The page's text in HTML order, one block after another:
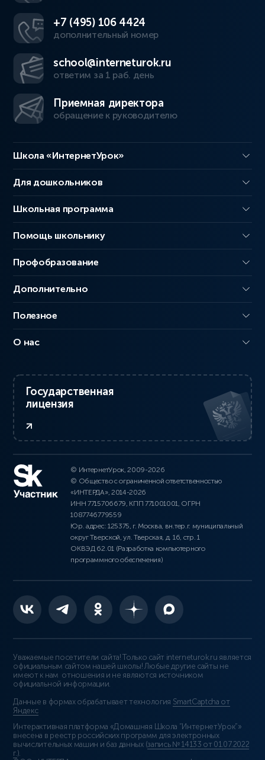
+7 (495) 106 4424
дополнительный номер
school@interneturok.ru
ответим за 1 раб. день
Приемная директора
обращение к руководителю
Школа «ИнтернетУрок»
Для дошкольников
Школьная программа
Помощь школьнику
Профобразование
Дополнительно
Полезное
О нас
Государственная
лицензия
© ИнтернетУрок, 2009-2026
© Общество с ограниченной ответственностью
«ИНТЕРДА», 2014-2026
ИНН 7715706679, КПП 771001001, ОГРН
1087746779559
Юр. адрес: 125375, г. Москва, вн.тер.г. муниципальный
округ Тверской, ул. Тверская, д. 16, стр. 1
ОКВЭД 62.01 (Разработка компьютерного
программного обеспечения)
Уважаемые посетители сайта! Только сайт interneturok.ru является
официальным сайтом нашей школы! Любые другие сайты не
имеют к нам отношения и не являются источником
официальной информации.
Данные в формах обрабатывает технология SmartCaptcha от
Яндекс
Интерактивная платформа «Домашняя Школа “ИнтернетУрок”»
внесена в реестр российских программ для электронных
вычислительных машин и баз данных (запись № 14133 от 01.07.2022
г.).